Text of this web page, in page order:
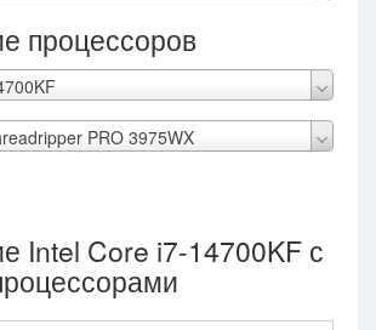
процессоров
PRO 3975WX
Intel Core i7-14700KF с